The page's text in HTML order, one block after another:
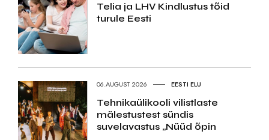
Telia ja LHV Kindlustus tõid
turule Eesti
06.AUGUST 2026 EESTI ELU
Tehnikaülikooli vilistlaste
mälestustest sündis
suvelavastus „Nüüd õpin